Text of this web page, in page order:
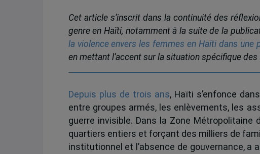
Cet article s’inscrit dans la continuité des
genre en Haïti, notamment à la suite de la
la violence envers les femmes en Haïti dans
en mettant l’accent sur la situation spécifique
Depuis plus de trois ans, Haïti s’enfonce
entre groupes armés, les enlèvements, les
guerre invisible. Dans la Zone
quartiers entiers et forçant des milliers de
institutionnel et l’absence de gouvernance, a